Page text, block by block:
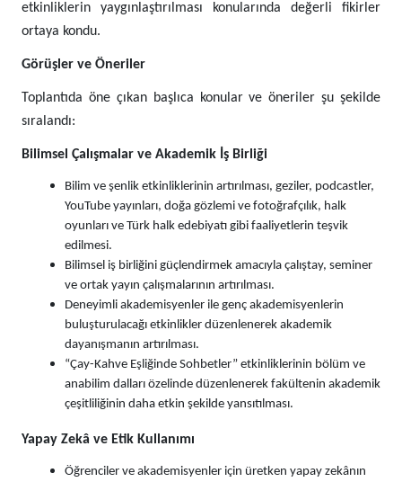
etkinliklerin yaygınlaştırılması konularında değerli fikirler
ortaya kondu.
Görüşler ve Öneriler
Toplantıda öne çıkan başlıca konular ve öneriler şu şekilde
sıralandı:
Bilimsel Çalışmalar ve Akademik İş Birliği
Bilim ve şenlik etkinliklerinin artırılması, geziler, podcastler,
YouTube yayınları, doğa gözlemi ve fotoğrafçılık, halk
oyunları ve Türk halk edebiyatı gibi faaliyetlerin teşvik
edilmesi.
Bilimsel iş birliğini güçlendirmek amacıyla çalıştay, seminer
ve ortak yayın çalışmalarının artırılması.
Deneyimli akademisyenler ile genç akademisyenlerin
buluşturulacağı etkinlikler düzenlenerek akademik
dayanışmanın artırılması.
“Çay-Kahve Eşliğinde Sohbetler” etkinliklerinin bölüm ve
anabilim dalları özelinde düzenlenerek fakültenin akademik
çeşitliliğinin daha etkin şekilde yansıtılması.
Yapay Zekâ ve Etik Kullanımı
Öğrenciler ve akademisyenler için üretken yapay zekânın